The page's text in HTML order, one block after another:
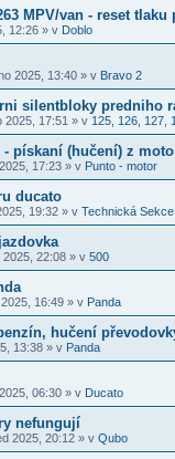
MPV/van - reset tlaku
12:26 » v Doblo
2025, 13:40 » v Bravo 2
silentbloky predniho
2025, 17:51 » v 125, 126, 127,
- pískaní (hučení) z
17:23 » v Punto - motor
ducato
19:32 » v Technická Sekce
2025, 22:08 » v 500
16:49 » v Panda
hučení
13:38 » v Panda
06:30 » v Ducato
nefungují
2025, 20:12 » v Qubo